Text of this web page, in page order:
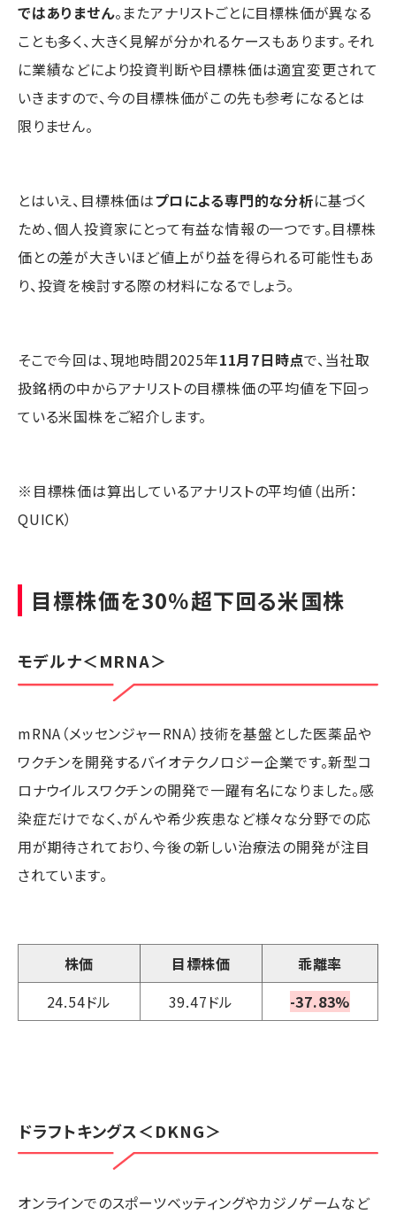
ではありません。またアナリストごとに目標株価が異なる
ことも多く、大きく見解が分かれるケースもあります。それ
に業績などにより投資判断や目標株価は適宜変更されて
いきますので、今の目標株価がこの先も参考になるとは
限りません。
とはいえ、目標株価はプロによる専門的な分析に基づく
ため、個人投資家にとって有益な情報の一つです。目標株
価との差が大きいほど値上がり益を得られる可能性もあ
り、投資を検討する際の材料になるでしょう。
そこで今回は、現地時間2025年11月7日時点で、当社取
扱銘柄の中からアナリストの目標株価の平均値を下回っ
ている米国株をご紹介します。
※目標株価は算出しているアナリストの平均値（出所：
QUICK）
目標株価を30％超下回る米国株
モデルナ＜MRNA＞
mRNA（メッセンジャーRNA）技術を基盤とした医薬品や
ワクチンを開発するバイオテクノロジー企業です。新型コ
ロナウイルスワクチンの開発で一躍有名になりました。感
染症だけでなく、がんや希少疾患など様々な分野での応
用が期待されており、今後の新しい治療法の開発が注目
されています。
株価 目標株価
乖離率
24.54ドル
39.47ドル -37.83%
ドラフトキングス＜DKNG＞
オンラインでのスポーツベッティングやカジノゲームなど